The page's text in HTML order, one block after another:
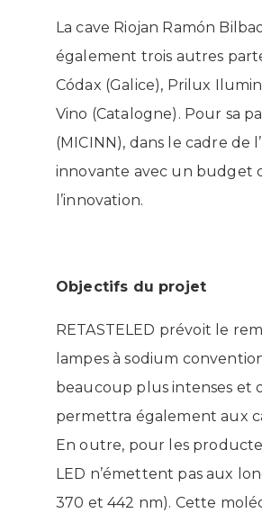
La cave Riojan Ramón
également trois autres
Códax (Galice), Prilux
Vino (Catalogne). Pour sa
(MICINN), dans le cadre de
innovante avec un budget
l’innovation.
Objectifs du projet
RETASTELED prévoit le
lampes à sodium
beaucoup plus intenses et
permettra également aux
En outre, pour les
LED n’émettent pas aux
370 et 442 nm). Cette